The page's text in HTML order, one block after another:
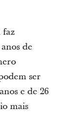
faz
de
ser
e de 26
mais